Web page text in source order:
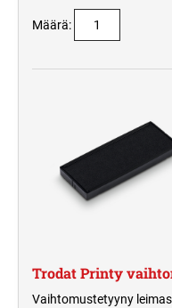
Määrä:
Trodat Printy
Vaihtomustetyyny